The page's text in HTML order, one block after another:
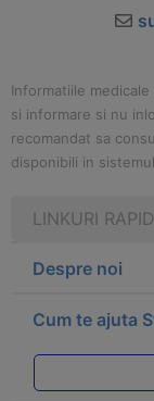
Informatiile
si informare si nu
recomandat sa
disponibili in
LINKURI
Despre noi
Cum te ajuta